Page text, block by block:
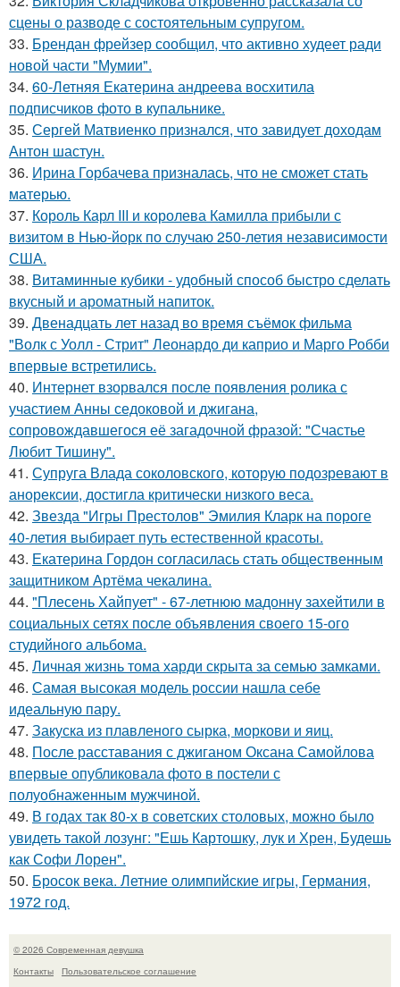
сцены о разводе с состоятельным супругом.
33. Брендан фрейзер сообщил, что активно худеет ради
новой части "Мумии".
34. 60-Летняя Екатерина андреева восхитила
подписчиков фото в купальнике.
35. Сергей Матвиенко признался, что завидует доходам
Антон шастун.
36. Ирина Горбачева призналась, что не сможет стать
матерью.
37. Король Карл III и королева Камилла прибыли с
визитом в Нью-йорк по случаю 250-летия независимости
США.
38. Витаминные кубики - удобный способ быстро сделать
вкусный и ароматный напиток.
39. Двенадцать лет назад во время съёмок фильма
"Волк с Уолл - Стрит" Леонардо ди каприо и Марго Робби
впервые встретились.
40. Интернет взорвался после появления ролика с
участием Анны седоковой и джигана,
сопровождавшегося её загадочной фразой: "Счастье
Любит Тишину".
41. Супруга Влада соколовского, которую подозревают в
анорексии, достигла критически низкого веса.
42. Звезда "Игры Престолов" Эмилия Кларк на пороге
40-летия выбирает путь естественной красоты.
43. Екатерина Гордон согласилась стать общественным
защитником Артёма чекалина.
44. "Плесень Хайпует" - 67-летнюю мадонну захейтили в
социальных сетях после объявления своего 15-ого
студийного альбома.
45. Личная жизнь тома харди скрыта за семью замками.
46. Самая высокая модель россии нашла себе
идеальную пару.
47. Закуска из плавленого сырка, моркови и яиц.
48. После расставания с джиганом Оксана Самойлова
впервые опубликовала фото в постели с
полуобнаженным мужчиной.
49. В годах так 80-х в советских столовых, можно было
увидеть такой лозунг: "Ешь Картошку, лук и Хрен, Будешь
как Софи Лорен".
50. Бросок века. Летние олимпийские игры, Германия,
1972 год.
© 2026 Современная девушка
Контакты
Пользовательское соглашение